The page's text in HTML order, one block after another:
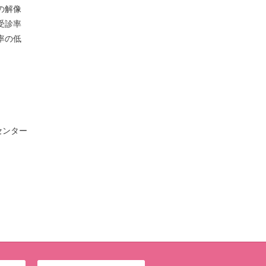
解像
診率
の低
ター